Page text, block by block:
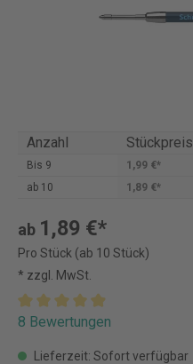
Anzahl Stückpreis
Bis 9
1,99 €*
ab 10 1,89 €*
ab 1,89 €*
Pro Stück (ab 10 Stück)
* zzgl. MwSt.
8 Bewertungen
Lieferzeit: Sofort verfügbar